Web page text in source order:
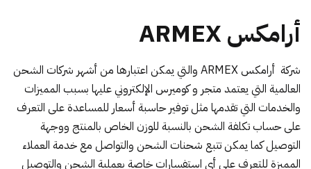
أرامكس ARMEX
شركة أرامكس ARMEX
والتي يمكن اعتبارها من أشهر شركات الشحن
العالمية التي يعتمد متجر و كوميرس الإلكتروني عليها بسبب المميزات
والخدمات التي تقدمها مثل توفير حاسبة أسعار للمساعدة على التعرف
على حساب تكلفة الشحن بالنسبة للوزن الخاص بالمنتج ووجهة
التوصيل كما يمكن تتبع شحنات الشحن والتواصل مع خدمة العملاء
المميزة للتعرف على أي استفسارات خاصة بعملية الشحن والتوصيل